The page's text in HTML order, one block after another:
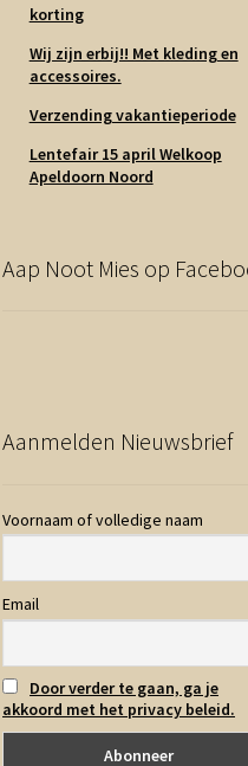
korting
Wij zijn erbij!! Met kleding en
accessoires.
Verzending vakantieperiode
Lentefair 15 april Welkoop
Apeldoorn Noord
Aap Noot Mies op
Aanmelden Nieuwsbrief
Voornaam of volledige naam
Email
Door verder te gaan, ga je
akkoord met het privacy beleid.